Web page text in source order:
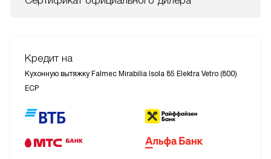
Кредит на
Кухонную вытяжку Falmec Mirabilia Isola 85 Elektra Vetro (800)
ECP